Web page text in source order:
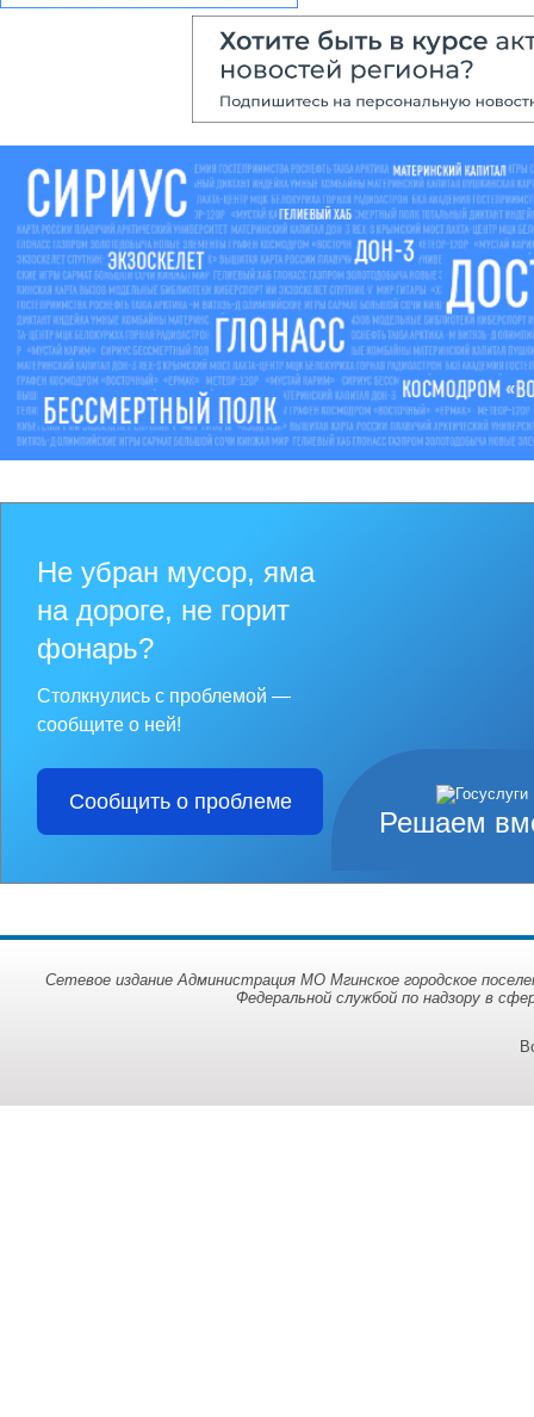
Решаем
Не убран мусор, яма
на дороге, не горит
фонарь?
Столкнулись с проблемой —
сообщите о ней!
Сообщить о проблеме
Сетевое издание Администрация МО Мгинское городское
Федеральной службой по надзору в